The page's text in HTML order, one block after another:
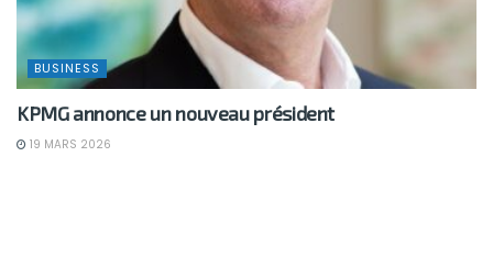
BUSINESS
KPMG annonce un nouveau président
19 MARS 2026